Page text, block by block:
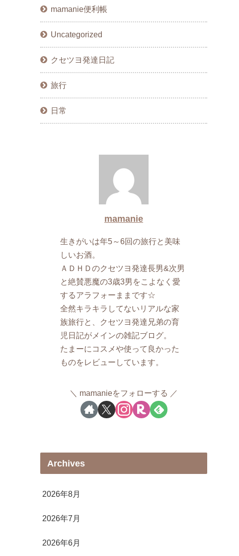
mamanie便利帳
Uncategorized
クセツヨ発達日記
旅行
日常
mamanie
生きがいは年5～6回の旅行と美味
しいお酒。
ＡＤＨＤのクセツヨ発達長男&次男
と絶賛悪魔の3歳3男をこよなく愛
するアラフォーままです☆
全然キラキラしてないリアルな家
族旅行と、クセツヨ発達兄弟の育
児日記がメインの雑記ブログ。
たまーにコスメや使って良かった
ものをレビューしています。
mamanieをフォローする
Archives
2026年8月
2026年7月
2026年6月